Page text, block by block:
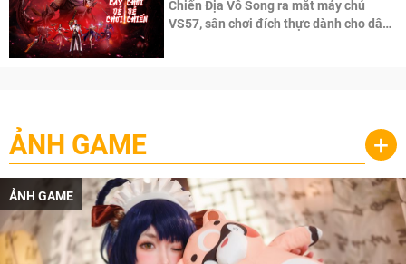
Chiến Địa Vô Song ra mắt máy chủ
VS57, sân chơi đích thực dành cho dân
ẢNH GAME +
ẢNH GAME